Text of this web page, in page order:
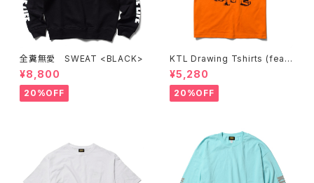
全糞無愛 SWEAT <BLACK>
¥8,800
20%OFF
KTL Drawing Tshirts (feat.
A&A PRINTING) <ORANGE>
¥5,280
20%OFF